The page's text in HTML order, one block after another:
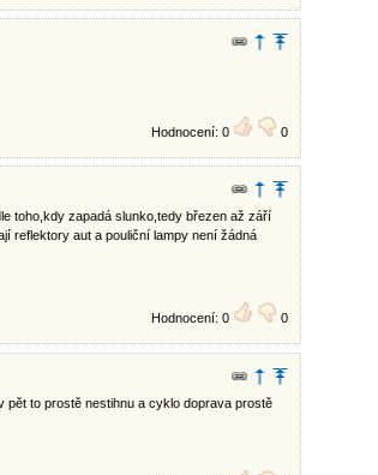
Hodnocení: 0 0
toho,kdy zapadá slunko,tedy březen až září
reflektory aut a pouliční lampy není žádná
Hodnocení: 0 0
to prostě nestihnu a cyklo doprava prostě